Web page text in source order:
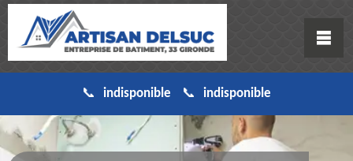
indisponible indisponible